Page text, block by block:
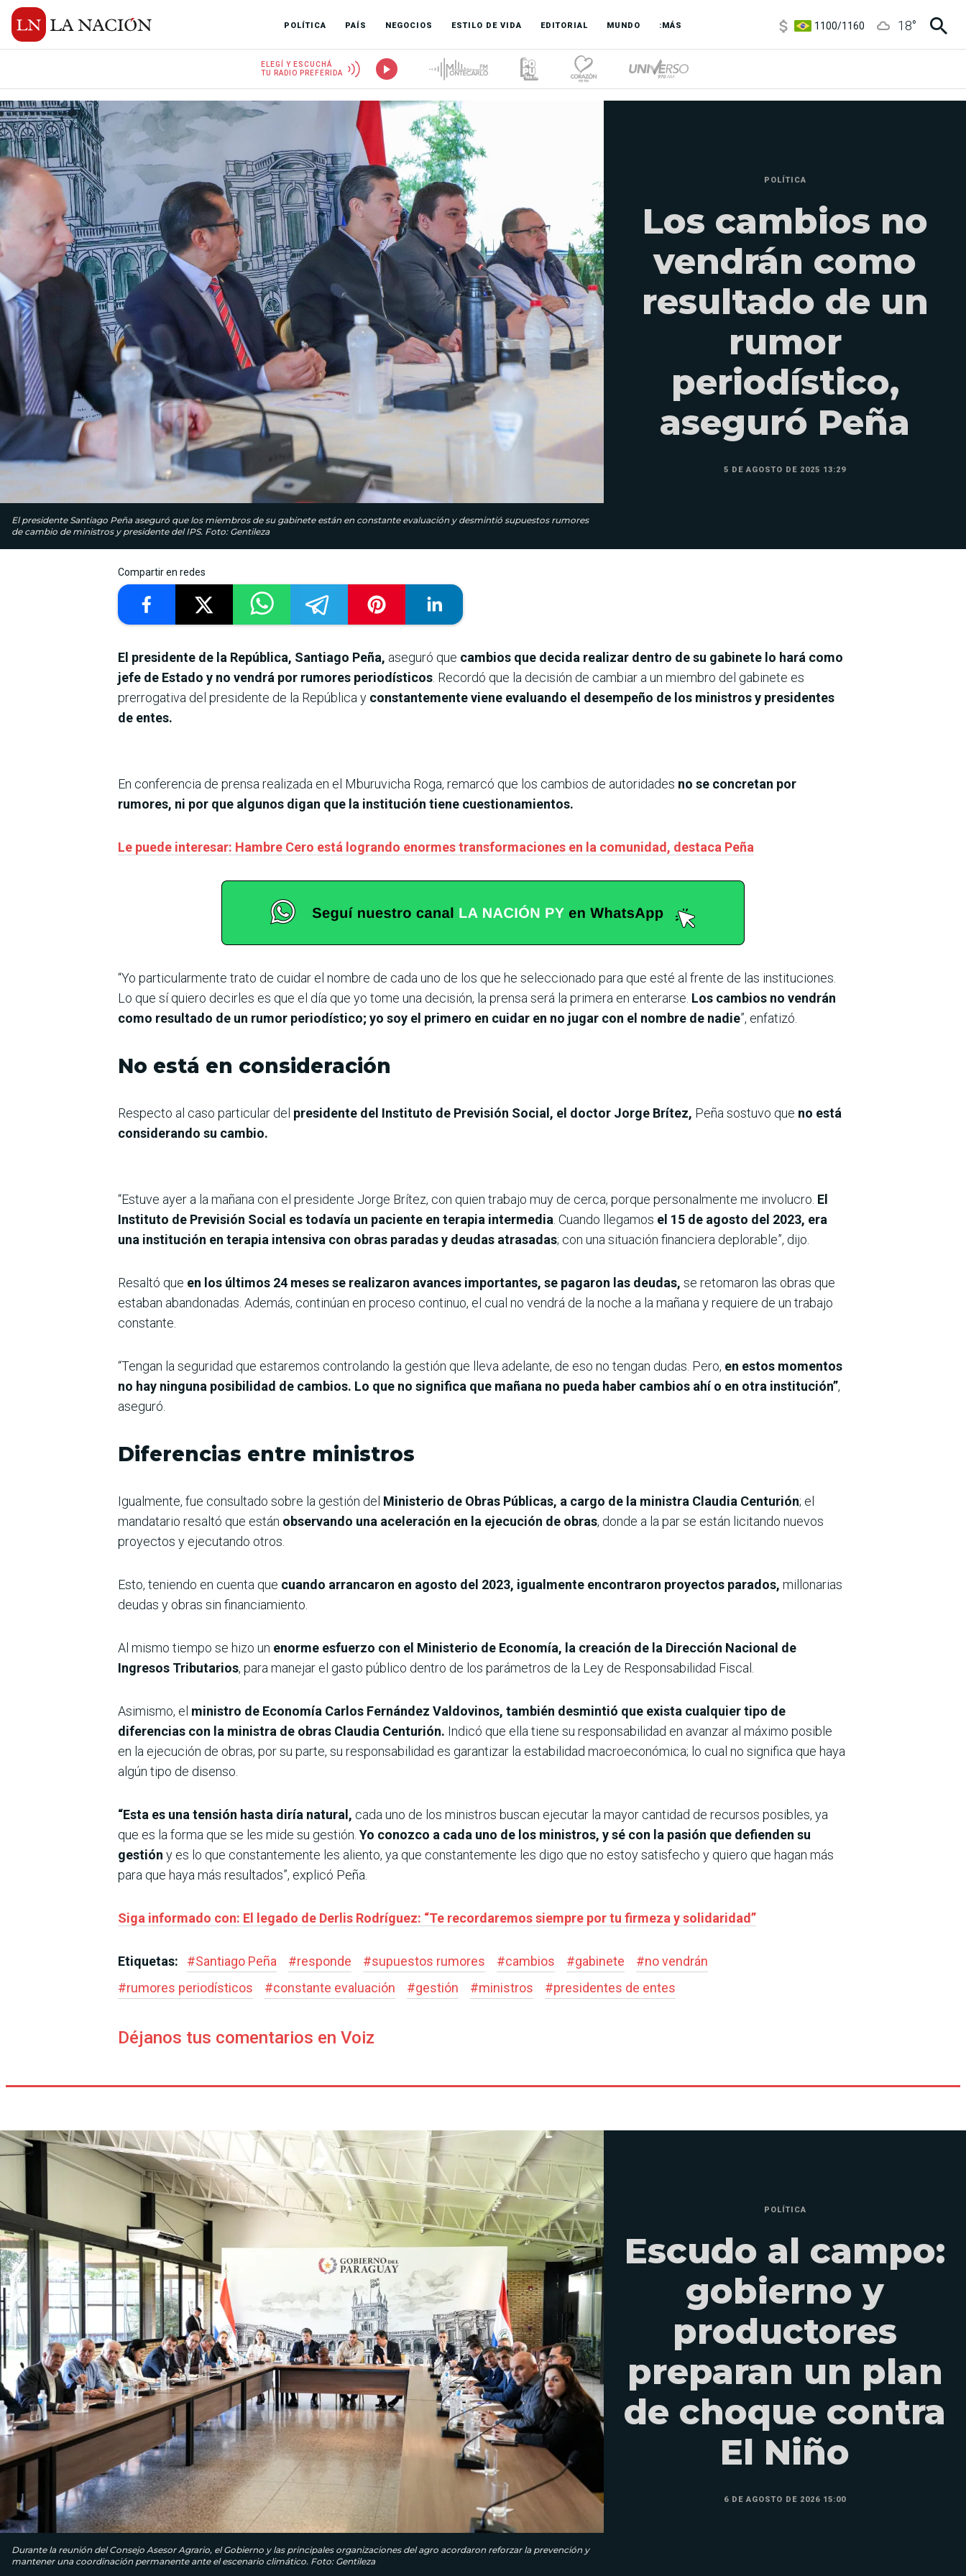
POLÍTICA PAÍS NEGOCIOS ESTILO DE VIDA EDITORIAL MUNDO :MÁS
3,8/4
6850/7200
18°
ELEGÍ Y ESCUCHÁ
TU RADIO PREFERIDA
El presidente Santiago Peña aseguró que los miembros de su gabinete están en constante evaluación y desmintió supuestos rumores
de cambio de ministros y presidente del IPS. Foto: Gentileza
POLÍTICA
Los cambios no
vendrán como
resultado de un
rumor
periodístico,
aseguró Peña
5 DE AGOSTO DE 2025 13:29
Compartir en redes
El presidente de la República, Santiago Peña, aseguró que cambios que decida realizar dentro de su gabinete lo hará como
jefe de Estado y no vendrá por rumores periodísticos . Recordó que la decisión de cambiar a un miembro del gabinete es
prerrogativa del presidente de la República y constantemente viene evaluando el desempeño de los ministros y presidentes
de entes.
En conferencia de prensa realizada en el Mburuvicha Roga, remarcó que los cambios de autoridades no se concretan por
rumores, ni por que algunos digan que la institución tiene cuestionamientos.
Le puede interesar: Hambre Cero está logrando enormes transformaciones en la comunidad, destaca Peña
“Yo particularmente trato de cuidar el nombre de cada uno de los que he seleccionado para que esté al frente de las instituciones.
Lo que sí quiero decirles es que el día que yo tome una decisión, la prensa será la primera en enterarse. Los cambios no vendrán
como resultado de un rumor periodístico; yo soy el primero en cuidar en no jugar con el nombre de nadie”, enfatizó.
No está en consideración
Respecto al caso particular del presidente del Instituto de Previsión Social, el doctor Jorge Brítez, Peña sostuvo que no está
considerando su cambio.
“Estuve ayer a la mañana con el presidente Jorge Brítez, con quien trabajo muy de cerca, porque personalmente me involucro. El
Instituto de Previsión Social es todavía un paciente en terapia intermedia . Cuando llegamos el 15 de agosto del 2023, era
una institución en terapia intensiva con obras paradas y deudas atrasadas; con una situación financiera deplorable”, dijo.
Resaltó que en los últimos 24 meses se realizaron avances importantes, se pagaron las deudas, se retomaron las obras que
estaban abandonadas. Además, continúan en proceso continuo, el cual no vendrá de la noche a la mañana y requiere de un trabajo
constante.
“Tengan la seguridad que estaremos controlando la gestión que lleva adelante, de eso no tengan dudas. Pero, en estos momentos
no hay ninguna posibilidad de cambios. Lo que no significa que mañana no pueda haber cambios ahí o en otra institución”,
aseguró.
Diferencias entre ministros
Igualmente, fue consultado sobre la gestión del Ministerio de Obras Públicas, a cargo de la ministra Claudia Centurión; el
mandatario resaltó que están observando una aceleración en la ejecución de obras, donde a la par se están licitando nuevos
proyectos y ejecutando otros.
Esto, teniendo en cuenta que cuando arrancaron en agosto del 2023, igualmente encontraron proyectos parados, millonarias
deudas y obras sin financiamiento.
Al mismo tiempo se hizo un enorme esfuerzo con el Ministerio de Economía, la creación de la Dirección Nacional de
Ingresos Tributarios, para manejar el gasto público dentro de los parámetros de la Ley de Responsabilidad Fiscal.
Asimismo, el ministro de Economía Carlos Fernández Valdovinos, también desmintió que exista cualquier tipo de
diferencias con la ministra de obras Claudia Centurión. Indicó que ella tiene su responsabilidad en avanzar al máximo posible
en la ejecución de obras, por su parte, su responsabilidad es garantizar la estabilidad macroeconómica; lo cual no significa que haya
algún tipo de disenso.
“Esta es una tensión hasta diría natural, cada uno de los ministros buscan ejecutar la mayor cantidad de recursos posibles, ya
que es la forma que se les mide su gestión. Yo conozco a cada uno de los ministros, y sé con la pasión que defienden su
gestión y es lo que constantemente les aliento, ya que constantemente les digo que no estoy satisfecho y quiero que hagan más
para que haya más resultados”, explicó Peña.
Siga informado con: El legado de Derlis Rodríguez: “Te recordaremos siempre por tu firmeza y solidaridad”
Etiquetas: #Santiago Peña #responde #supuestos rumores #cambios #gabinete #no vendrán
#rumores periodísticos #constante evaluación #gestión #ministros #presidentes de entes
Déjanos tus comentarios en Voiz
Durante la reunión del Consejo Asesor Agrario, el Gobierno y las principales organizaciones del agro acordaron reforzar la prevención y
mantener una coordinación permanente ante el escenario climático. Foto: Gentileza
POLÍTICA
Escudo al campo:
gobierno y
productores
preparan un plan
de choque contra
El Niño
6 DE AGOSTO DE 2026 15:00